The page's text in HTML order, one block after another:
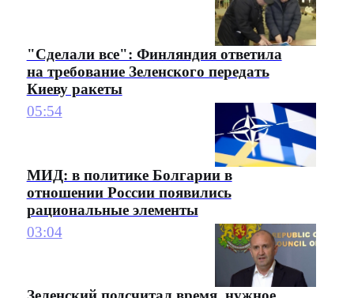
"Сделали все": Финляндия ответила
на требование Зеленского передать
Киеву ракеты
05:54
МИД: в политике Болгарии в
отношении России появились
рациональные элементы
03:04